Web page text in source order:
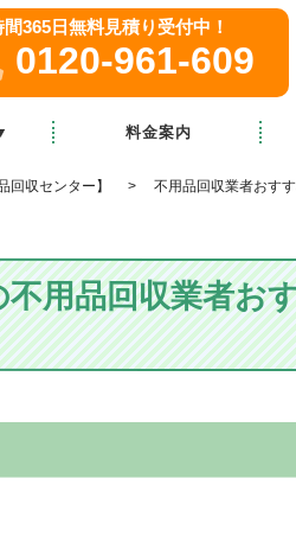
間365日無料見積り受付中！
0120-961-609
ミ回収
料金案内
収センター】 不用品回収業者おす
不用品回収業者お